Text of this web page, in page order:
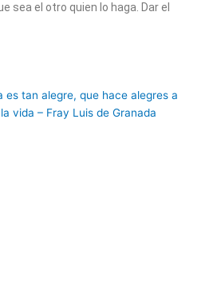
sea el otro quien lo haga. Dar el